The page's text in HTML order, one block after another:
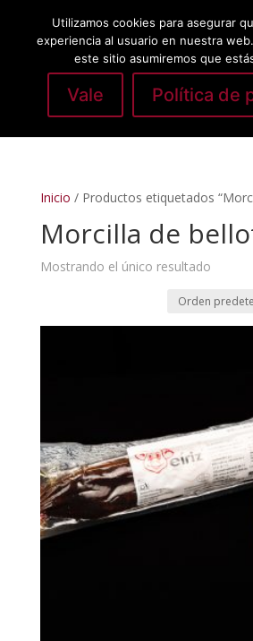
Seleccionar página
Inicio / Productos etiquetados
Morcilla de
Mostrando el único resultado
Utilizamos cookies para asegurar
experiencia al usuario en nuestra
este sitio asumiremos que
Vale Política de